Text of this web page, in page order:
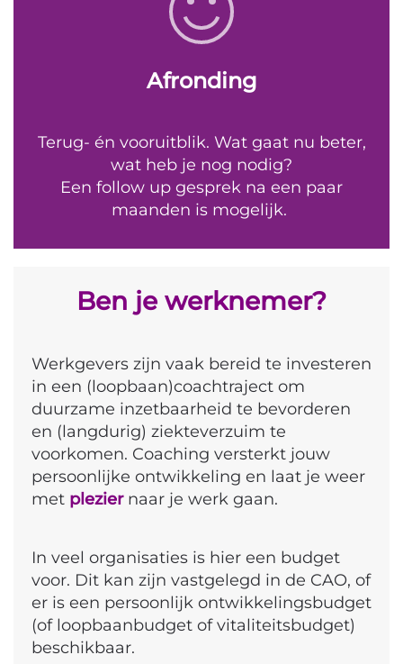
Afronding
Terug- én vooruitblik. Wat gaat nu beter,
wat heb je nog nodig?
Een follow up gesprek na een paar
maanden is mogelijk.
Ben je werknemer?
Werkgevers zijn vaak bereid te investeren
in een (loopbaan)coachtraject om
duurzame inzetbaarheid te bevorderen
en (langdurig) ziekteverzuim te
voorkomen. Coaching versterkt jouw
persoonlijke ontwikkeling en laat je weer
met pleziernaar je werk gaan.
In veel organisaties is hier een budget
voor. Dit kan zijn vastgelegd in de CAO, of
er is een persoonlijk ontwikkelingsbudget
(of loopbaanbudget of vitaliteitsbudget)
beschikbaar.